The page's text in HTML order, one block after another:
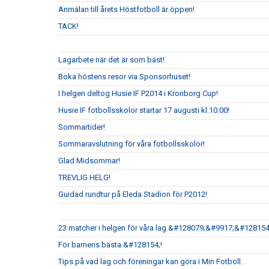
Anmälan till årets Höstfotboll är öppen!
TACK!
Lagarbete när det är som bäst!
Boka höstens resor via Sponsorhuset!
I helgen deltog Husie IF P2014 i Kronborg Cup!
Husie IF fotbollsskolor startar 17 augusti kl.10:00!
Sommartider!
Sommaravslutning för våra fotbollsskolor!
Glad Midsommar!
TREVLIG HELG!
Guidad rundtur på Eleda Stadion för P2012!
23 matcher i helgen för våra lag
För barnens bästa &#128154;!
Tips på vad lag och föreningar kan göra i Min Fotboll.